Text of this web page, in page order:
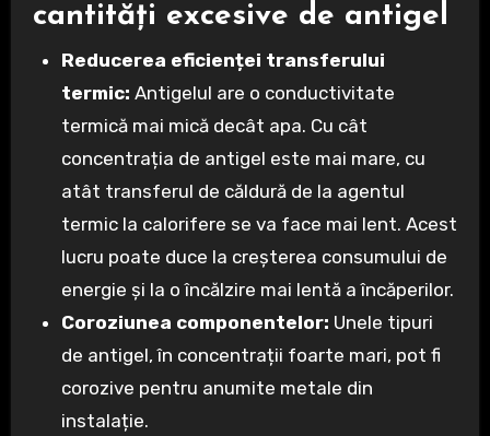
cantități excesive de antigel
Reducerea eficienței transferului
termic: Antigelul are o conductivitate
termică mai mică decât apa. Cu cât
concentrația de antigel este mai mare, cu
atât transferul de căldură de la agentul
termic la calorifere se va face mai lent. Acest
lucru poate duce la creșterea consumului de
energie și la o încălzire mai lentă a încăperilor.
Coroziunea componentelor: Unele tipuri
de antigel, în concentrații foarte mari, pot fi
corozive pentru anumite metale din
instalație.